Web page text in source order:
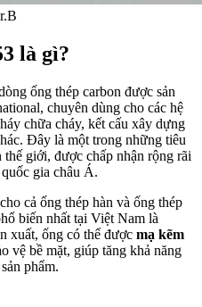
là gì?
ống thép carbon được sản
, chuyên dùng cho các hệ
chữa cháy, kết cấu xây dựng
Đây là một trong những tiêu
giới, được chấp nhận rộng rãi
gia châu Á.
cả ống thép hàn và ống thép
biến nhất tại Việt Nam là
xuất, ống có thể được mạ kẽm
vệ bề mặt, giúp tăng khả năng
phẩm.